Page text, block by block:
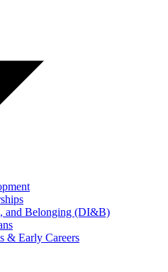
and Belonging (DI&B)
& Early Careers